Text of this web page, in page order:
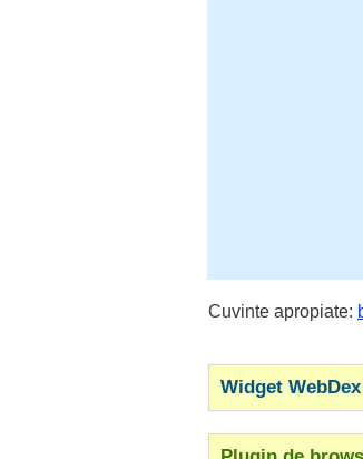
Cuvinte apropiate:
Widget WebDex